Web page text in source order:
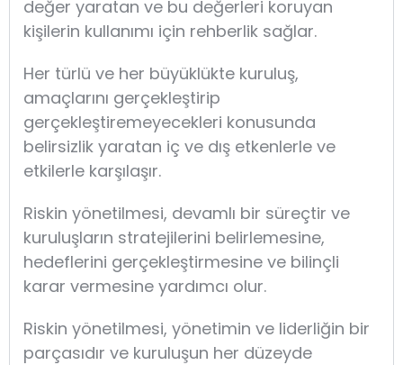
değer yaratan ve bu değerleri koruyan
kişilerin kullanımı için rehberlik sağlar.
Her türlü ve her büyüklükte kuruluş,
amaçlarını gerçekleştirip
gerçekleştiremeyecekleri konusunda
belirsizlik yaratan iç ve dış etkenlerle ve
etkilerle karşılaşır.
Riskin yönetilmesi, devamlı bir süreçtir ve
kuruluşların stratejilerini belirlemesine,
hedeflerini gerçekleştirmesine ve bilinçli
karar vermesine yardımcı olur.
Riskin yönetilmesi, yönetimin ve liderliğin bir
parçasıdır ve kuruluşun her düzeyde